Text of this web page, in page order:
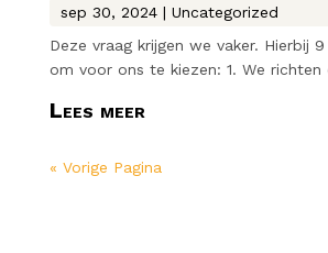
sep 30, 2024| Uncategorized
Deze vraag krijgen we vaker. Hierbij
om voor ons te kiezen: 1. We richten
Lees meer
« Vorige Pagina